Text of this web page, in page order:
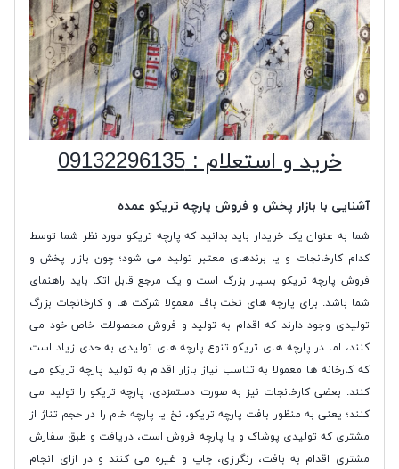
خرید و استعلام : 09132296135
آشنایی با بازار پخش و فروش پارچه تریکو عمده
شما به عنوان یک خریدار باید بدانید که پارچه تریکو مورد نظر شما توسط
کدام کارخانجات و یا برندهای معتبر تولید می شود؛ چون بازار پخش و
فروش پارچه تریکو بسیار بزرگ است و یک مرجع قابل اتکا باید راهنمای
شما باشد. برای پارچه های تخت باف معمولا شرکت ها و کارخانجات بزرگ
تولیدی وجود دارند که اقدام به تولید و فروش محصولات خاص خود می
کنند، اما در پارچه های تریکو تنوع پارچه های تولیدی به حدی زیاد است
که کارخانه ها معمولا به تناسب نیاز بازار اقدام به تولید پارچه تریکو می
کنند. بعضی کارخانجات نیز به صورت دستمزدی، پارچه تریکو را تولید می
کنند؛ یعنی به منظور بافت پارچه تریکو، نخ یا پارچه خام را در حجم تناژ از
مشتری که تولیدی پوشاک و یا پارچه فروش است، دریافت و طبق سفارش
مشتری اقدام به بافت، رنگرزی، چاپ و غیره می کنند و در ازای انجام